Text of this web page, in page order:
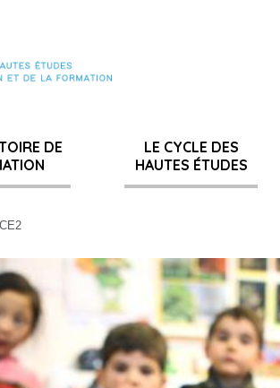
DE
LE CYCLE DES
HAUTES ÉTUDES